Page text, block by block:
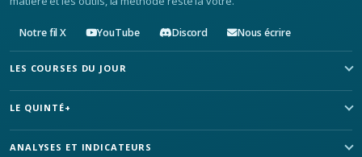
Notre fil X YouTube Discord Nous écrire
LES COURSES DU JOUR
LE QUINTÉ+
ANALYSES ET INDICATEURS